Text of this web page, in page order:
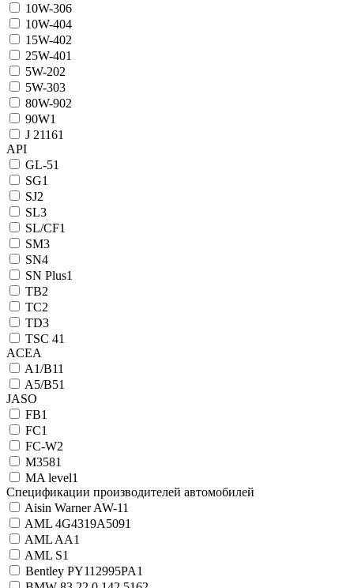
10W-306
10W-404
15W-402
25W-401
5W-202
5W-303
80W-902
90W1
J 21161
API
GL-51
SG1
SJ2
SL3
SL/CF1
SM3
SN4
SN Plus1
TB2
TC2
TD3
TSC 41
ACEA
A1/B11
A5/B51
JASO
FB1
FC1
FC-W2
M3581
MA level1
Спецификации производителей автомобилей
Aisin Warner AW-11
AML 4G4319A5091
AML AA1
AML S1
Bentley PY112995PA1